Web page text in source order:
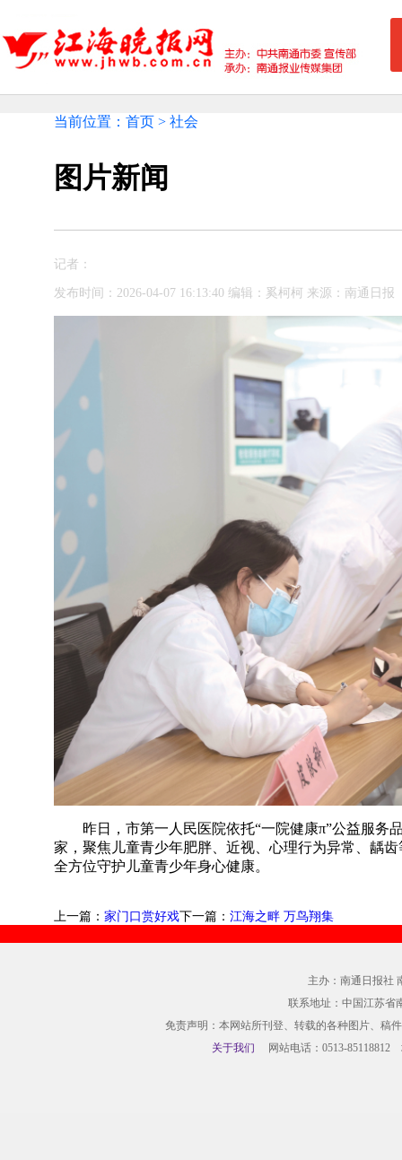
当前位置：首页 > 社会
图片新闻
记者：
发布时间：2026-04-07 16:13:40 编辑：奚柯柯 来源：南通日报
昨日，市第一人民医院依托“一院健康π”公益服务
家，聚焦儿童青少年肥胖、近视、心理行为异常、龋
全方位守护儿童青少年身心健康。
上一篇： 家门口赏好戏下一篇： 江海之畔 万鸟翔集
主办：南通日报社
联系地址：中国江苏省
免责声明：本网站所刊登、转载的各种图片、稿
关于我们 网站电话：0513-85118812